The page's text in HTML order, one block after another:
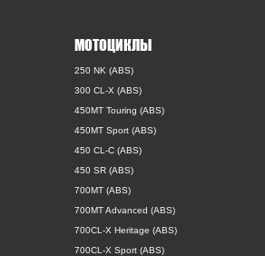
МОТОЦИКЛЫ
250 NK (ABS)
300 CL-X (ABS)
450MT Touring (ABS)
450MT Sport (ABS)
450 CL-C (ABS)
450 SR (ABS)
700MT (ABS)
700MT Advanced (ABS)
700CL-X Heritage (ABS)
700CL-X Sport (ABS)